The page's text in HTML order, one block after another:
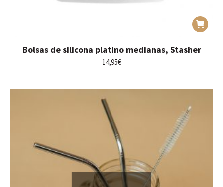
Bolsas de silicona platino medianas, Stasher
14,95€